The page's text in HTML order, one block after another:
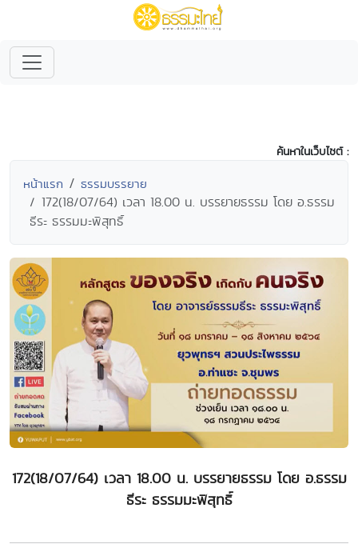
ค้นหาในเว็บไซต์ :
หน้าแรก ธรรมบรรยาย
172(18/07/64) เวลา 18.00 น. บรรยายธรรม โดย อ.ธรรม
ธีระ ธรรมมะพิสุทธิ์
172(18/07/64) เวลา 18.00 น. บรรยายธรรม โดย อ.ธรรม
ธีระ ธรรมมะพิสุทธิ์